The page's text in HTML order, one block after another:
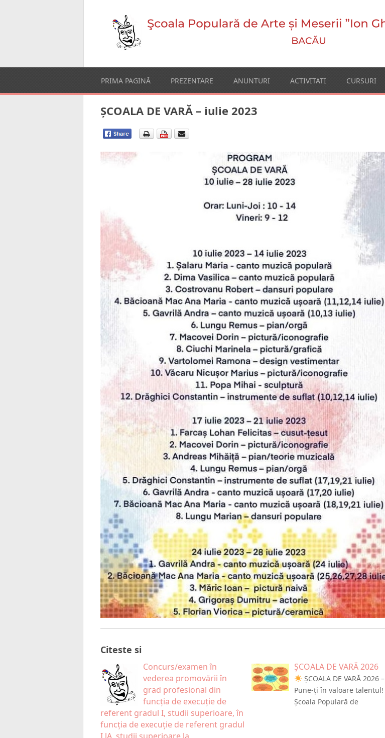
PRIMA PAGINĂ PREZENTARE ANUNTURI ACTIVITATI CURSURI
ȘCOALA DE VARĂ – iulie 2023
Citeste si
Concurs/examen în
vederea promovării în
grad profesional din
funcția de execuție de
referent gradul I, studii superioare, în
funcția de execuție de referent gradul
ȘCOALA DE VARĂ 2026
ȘCOALA DE VARĂ 2026 –
Pune-ți în valoare talentul!
Școala Populară de